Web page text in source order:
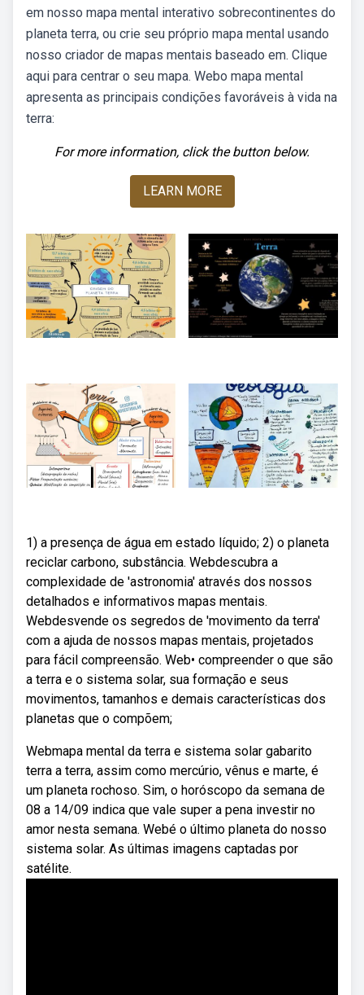
em nosso mapa mental interativo sobrecontinentes do
planeta terra, ou crie seu próprio mapa mental usando
nosso criador de mapas mentais baseado em. Clique
aqui para centrar o seu mapa. Webo mapa mental
apresenta as principais condições favoráveis à vida na
terra:
For more information, click the button below.
LEARN MORE
1) a presença de água em estado líquido; 2) o planeta
reciclar carbono, substância. Webdescubra a
complexidade de 'astronomia' através dos nossos
detalhados e informativos mapas mentais.
Webdesvende os segredos de 'movimento da terra'
com a ajuda de nossos mapas mentais, projetados
para fácil compreensão. Web• compreender o que são
a terra e o sistema solar, sua formação e seus
movimentos, tamanhos e demais características dos
planetas que o compõem;
Webmapa mental da terra e sistema solar gabarito
terra a terra, assim como mercúrio, vênus e marte, é
um planeta rochoso. Sim, o horóscopo da semana de
08 a 14/09 indica que vale super a pena investir no
amor nesta semana. Webé o último planeta do nosso
sistema solar. As últimas imagens captadas por
satélite.